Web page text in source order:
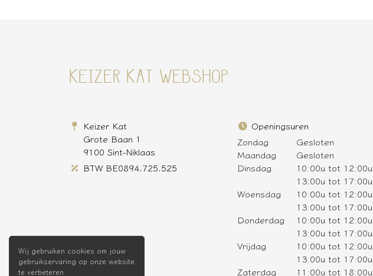
KEIZER KAT WEBSHOP
Keizer Kat
Grote Baan 1
9100 Sint-Niklaas
BTW BE0894.725.525
Openingsuren
Zondag
Gesloten
Maandag
Gesloten
Dinsdag
10:00u tot 12:00u
13:00u tot 17:00u
Woensdag
10:00u tot 12:00u
13:00u tot 17:00u
Donderdag
10:00u tot 12:00u
13:00u tot 17:00u
Vrijdag
10:00u tot 12:00u
13:00u tot 17:00u
Zaterdag
11:00u tot 18:00u
Wij gebruiken cookies om jouw
gebruikservaring op onze website
te verbeteren.